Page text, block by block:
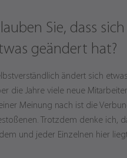
Sie, dass
geändert hat?
ändert sich
die Jahre viele neue
Meinung nach ist die
Trotzdem denke ich,
und jeder Einzelnen hier